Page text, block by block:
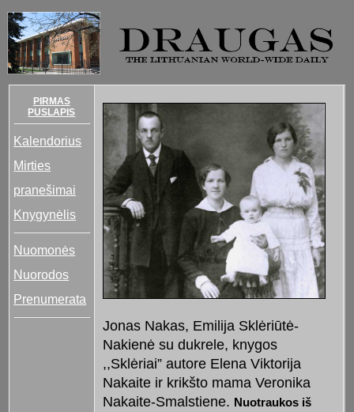
PIRMAS
PUSLAPIS
Kalendorius
Mirties
pranešimai
Knygynėlis
Nuomonės
Nuorodos
Prenumerata
Jonas Nakas, Emilija Sklėriūtė-
Nakienė su dukrele, knygos
,,Sklėriai” autore Elena Viktorija
Nakaite ir krikšto mama Veronika
Nakaite-Smalstiene. Nuotraukos iš